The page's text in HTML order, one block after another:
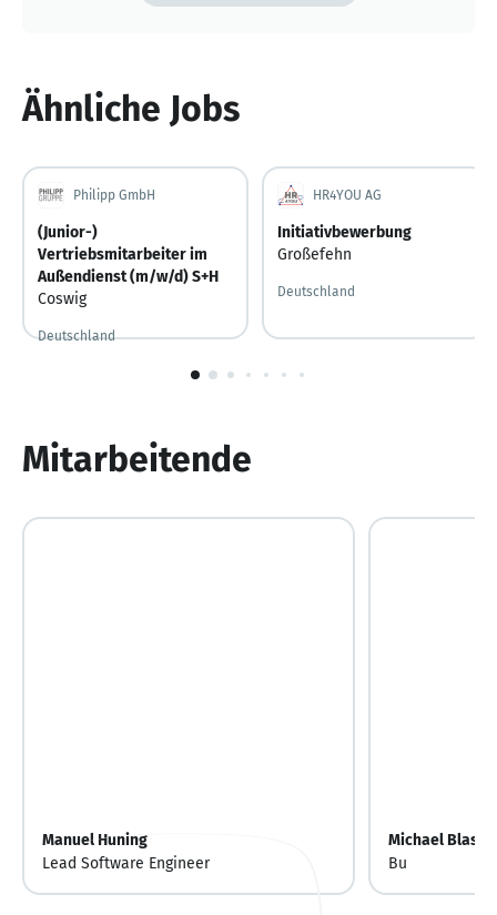
Ähnliche Jobs
Philipp GmbH
(Junior-)
Vertriebsmitarbeiter im
Außendienst (m/w/d) S+H
Coswig
Deutschland
HR4YOU AG
Initiativbewerbung
Großefehn
Deutschland
Mitarbeitende
Manuel Huning
Lead Software Engineer
Michael
Bu